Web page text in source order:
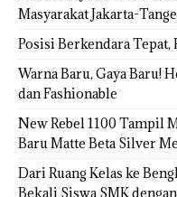
Masyarakat Jakarta-
Posisi Berkendara
Warna Baru, Gaya Baru!
dan Fashionable
New Rebel 1100 Tampil
Baru Matte Beta Silver
Dari Ruang Kelas ke
Bekali Siswa SMK